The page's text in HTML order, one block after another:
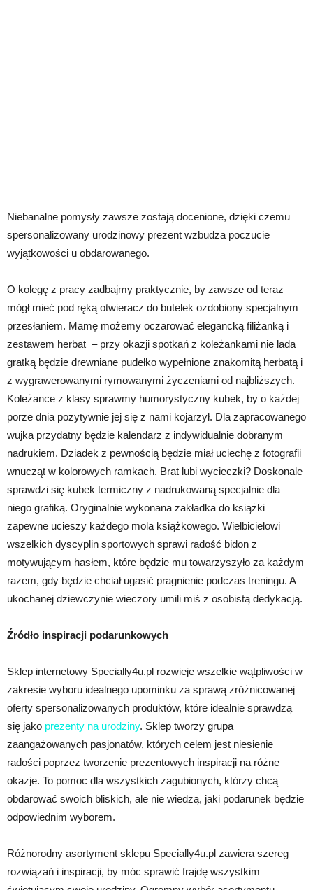
Niebanalne pomysły zawsze zostają docenione, dzięki czemu
spersonalizowany urodzinowy prezent wzbudza poczucie
wyjątkowości u obdarowanego.
O kolegę z pracy zadbajmy praktycznie, by zawsze od teraz
mógł mieć pod ręką otwieracz do butelek ozdobiony specjalnym
przesłaniem. Mamę możemy oczarować elegancką filiżanką i
zestawem herbat – przy okazji spotkań z koleżankami nie lada
gratką będzie drewniane pudełko wypełnione znakomitą herbatą i
z wygrawerowanymi rymowanymi życzeniami od najbliższych.
Koleżance z klasy sprawmy humorystyczny kubek, by o każdej
porze dnia pozytywnie jej się z nami kojarzył. Dla zapracowanego
wujka przydatny będzie kalendarz z indywidualnie dobranym
nadrukiem. Dziadek z pewnością będzie miał uciechę z fotografii
wnucząt w kolorowych ramkach. Brat lubi wycieczki? Doskonale
sprawdzi się kubek termiczny z nadrukowaną specjalnie dla
niego grafiką. Oryginalnie wykonana zakładka do książki
zapewne ucieszy każdego mola książkowego. Wielbicielowi
wszelkich dyscyplin sportowych sprawi radość bidon z
motywującym hasłem, które będzie mu towarzyszyło za każdym
razem, gdy będzie chciał ugasić pragnienie podczas treningu. A
ukochanej dziewczynie wieczory umili miś z osobistą dedykacją.
Źródło inspiracji podarunkowych
Sklep internetowy Specially4u.pl rozwieje wszelkie wątpliwości w
zakresie wyboru idealnego upominku za sprawą zróżnicowanej
oferty spersonalizowanych produktów, które idealnie sprawdzą
się jako prezenty na urodziny. Sklep tworzy grupa
zaangażowanych pasjonatów, których celem jest niesienie
radości poprzez tworzenie prezentowych inspiracji na różne
okazje. To pomoc dla wszystkich zagubionych, którzy chcą
obdarować swoich bliskich, ale nie wiedzą, jaki podarunek będzie
odpowiednim wyborem.
Różnorodny asortyment sklepu Specially4u.pl zawiera szereg
rozwiązań i inspiracji, by móc sprawić frajdę wszystkim